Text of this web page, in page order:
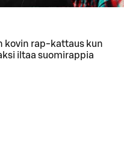
kovin rap-kattaus kun
iltaa suomirappia